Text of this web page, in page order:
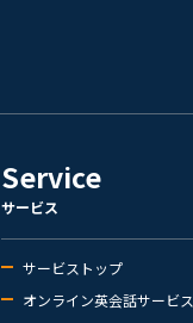
Service
サービス
サービストップ
オンライン英会話サービス